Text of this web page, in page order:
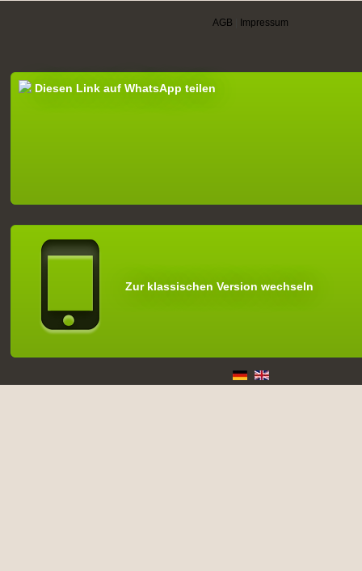
AGB Impressum
Diesen Link auf WhatsApp teilen
Zur klassischen Version wechseln